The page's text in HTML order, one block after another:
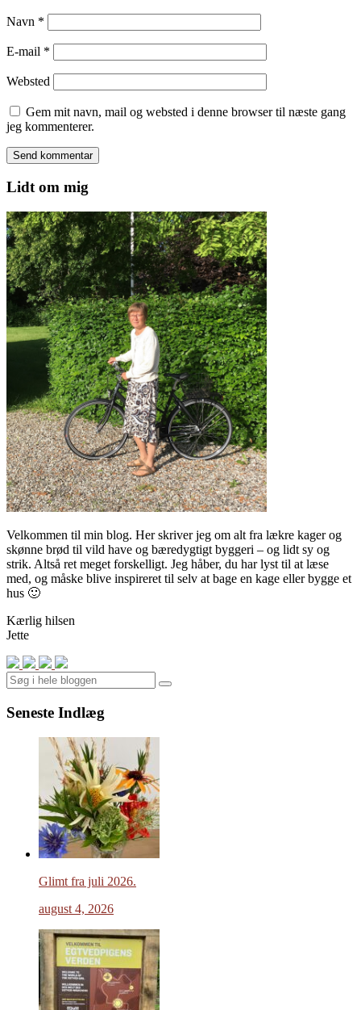
Navn *
E-mail *
Websted
Gem mit navn, mail og websted i denne browser til næste gang
jeg kommenterer.
Lidt om mig
Velkommen til min blog. Her skriver jeg om alt fra lækre kager og
skønne brød til vild have og bæredygtigt byggeri – og lidt sy og
strik. Altså ret meget forskelligt. Jeg håber, du har lyst til at læse
med, og måske blive inspireret til selv at bage en kage eller bygge et
hus 🙂
Kærlig hilsen
Jette
Search
Seneste Indlæg
Glimt fra juli 2026.
august 4, 2026